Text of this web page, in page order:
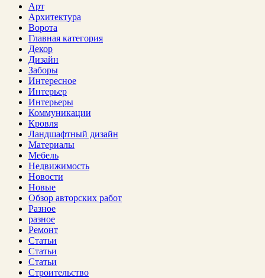
Арт
Архитектура
Ворота
Главная категория
Декор
Дизайн
Заборы
Интересное
Интерьер
Интерьеры
Коммуникации
Кровля
Ландшафтный дизайн
Материалы
Мебель
Недвижимость
Новости
Новые
Обзор авторских работ
Разное
разное
Ремонт
Статьи
Статьи
Статьи
Строительство